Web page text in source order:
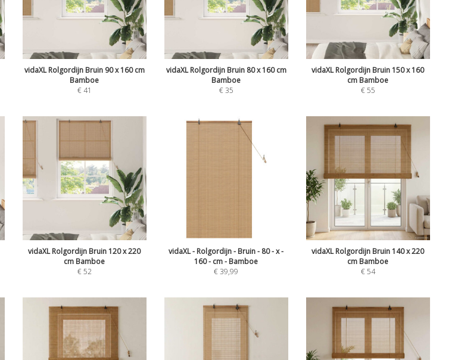
vidaXL Rolgordijn Bruin 90 x 160 cm
Bamboe
€41
vidaXL Rolgordijn Bruin 80 x 160 cm
Bamboe
€35
vidaXL Rolgordijn Bruin 150 x 160
cm Bamboe
€55
vidaXL Rolgordijn Bruin 120 x 220
cm Bamboe
€52
vidaXL - Rolgordijn - Bruin - 80 - x -
160 - cm - Bamboe
€39,99
vidaXL Rolgordijn Bruin 140 x 220
cm Bamboe
€54